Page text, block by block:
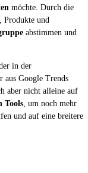
möchte. Durch die
Produkte und
abstimmen und
in der
aus Google Trends
aber nicht alleine auf
Tools , um noch mehr
und auf eine breitere